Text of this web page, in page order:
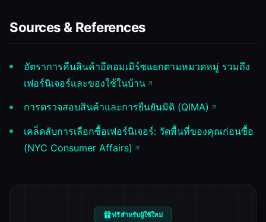
Sources & References
อัตราการคืนสินค้าอีคอมเมิร์ซแยกตามหมวดหมู่ รวมถึง
เฟอร์นิเจอร์และของใช้ในบ้าน
การตรวจสอบสินค้าและการยืนยันมิติ (QIMA)
เคล็ดลับการเลือกซื้อเฟอร์นิเจอร์: วัดพื้นที่ของคุณก่อนซื้อ
(NYC Consumer Affairs)
ฟรีสำหรับผู้ใช้ใหม่